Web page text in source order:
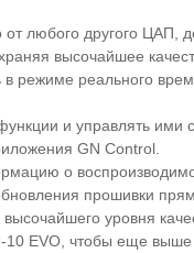
любого другого
высочайшее
реального
и управлять
GN Control.
о
прошивки
уровня
EVO, чтобы еще выше